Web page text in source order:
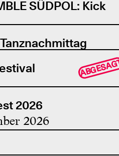
SÜDPOL: Kick
2026
2026